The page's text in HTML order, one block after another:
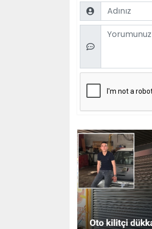
Name
Comment